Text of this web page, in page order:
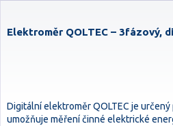
Elektroměr QOLTEC – 3fázový,
Digitální elektroměr QOLTEC je určený
umožňuje měření činné elektrické